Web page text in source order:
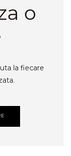
o
la fiecare